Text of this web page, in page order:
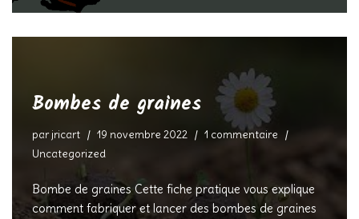
Bombes de graines
parjricart 19 novembre 2022
1 commentaire
Uncategorized
Bombe de graines Cette fiche pratique vous explique
comment fabriquer et lancer des bombes de graines